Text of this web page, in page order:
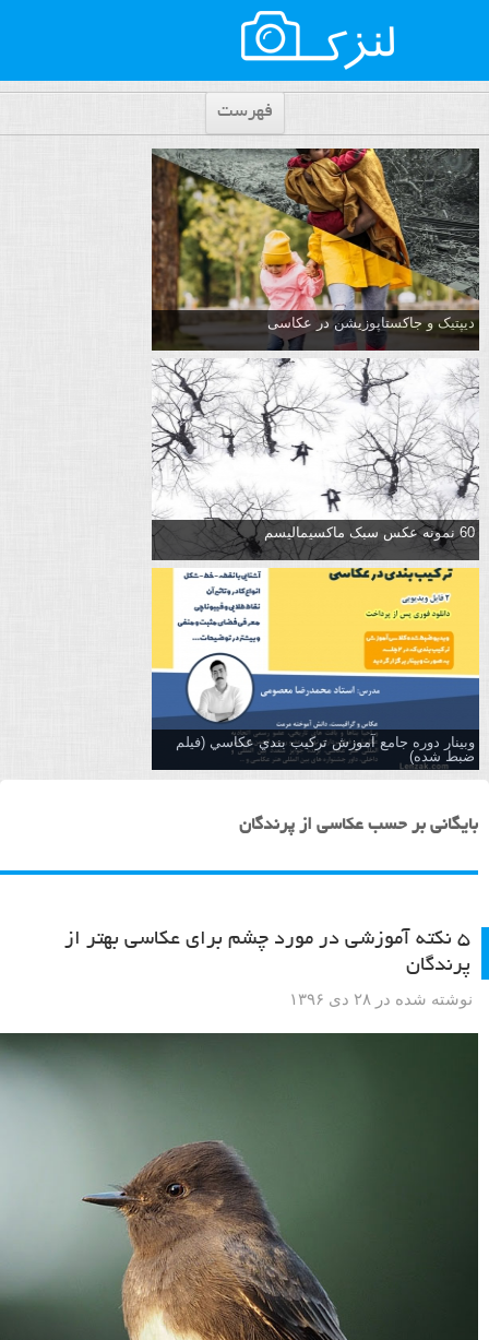
فهرست
دیپتیک و جاکستا‌پوزیشن در عکاسی
60 نمونه عکس سبک ماکسیمالیسم
وبینار دوره جامع آموزش تركيب بندي عكاسي (فیلم
ضبط شده)
بایگانی بر حسب عکاسی از پرندگان
۵ نکته آموزشی در مورد چشم برای عکاسی بهتر از
پرندگان
نوشته شده در ۲۸ دی ۱۳۹۶